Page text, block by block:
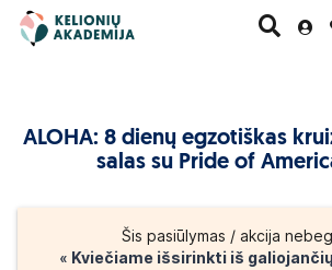
Pažintinės
ALOHA: 8 dienų egzotiškas
salas su Pride of
Šis pasiūlymas / akcija
« Kviečiame išsirinkti iš